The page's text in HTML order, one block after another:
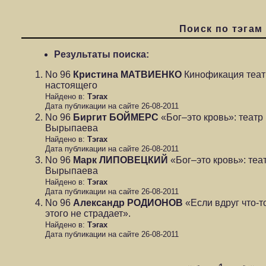
Поиск по тэгам
Результаты поиска:
No 96 Кристина МАТВИЕНКО Кинофикация
настоящего
Найдено в: Тэгах
Дата публикации на сайте 26-08-2011
No 96 Биргит БОЙМЕРС «Бог–это кровь»:
Вырыпаева
Найдено в: Тэгах
Дата публикации на сайте 26-08-2011
No 96 Марк ЛИПОВЕЦКИЙ «Бог–это кровь»:
Вырыпаева
Найдено в: Тэгах
Дата публикации на сайте 26-08-2011
No 96 Александр РОДИОНОВ «Если вдруг что-
этого не страдает».
Найдено в: Тэгах
Дата публикации на сайте 26-08-2011